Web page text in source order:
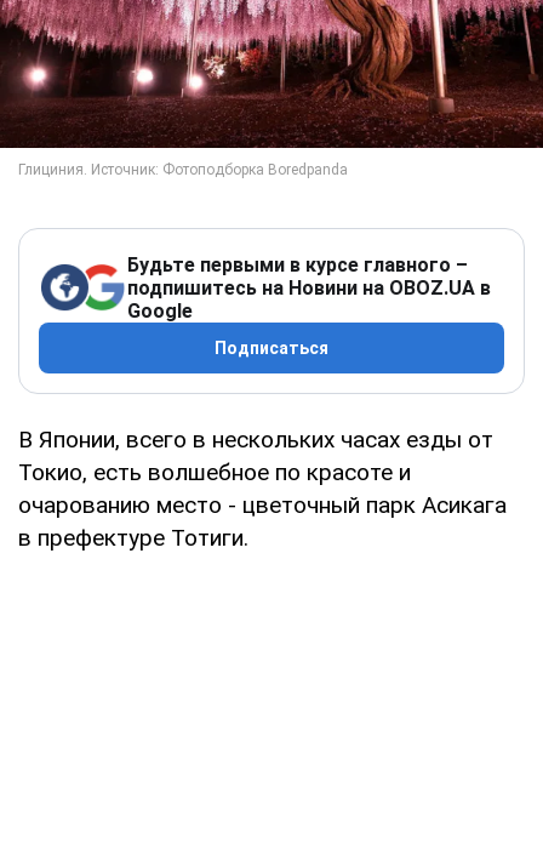
Будьте первыми в курсе главного –
подпишитесь на Новини на OBOZ.UA в
Google
Подписаться
В Японии, всего в нескольких часах езды от
Токио, есть волшебное по красоте и
очарованию место - цветочный парк Асикага
в префектуре Тотиги.